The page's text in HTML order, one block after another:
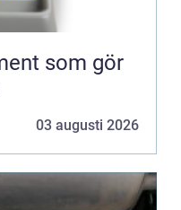
03 augusti 2026